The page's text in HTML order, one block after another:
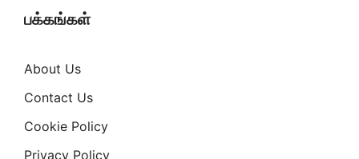
பக்கங்கள்
About Us
Contact Us
Cookie Policy
Privacy Policy